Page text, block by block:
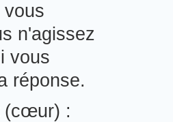
vous
n'agissez
vous
réponse.
(cœur) :